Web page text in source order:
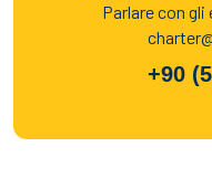
Parlare con
+90